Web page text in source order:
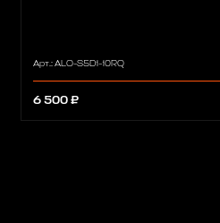
Арт.: ALO-S5D1-10RQ
6 500 ₽